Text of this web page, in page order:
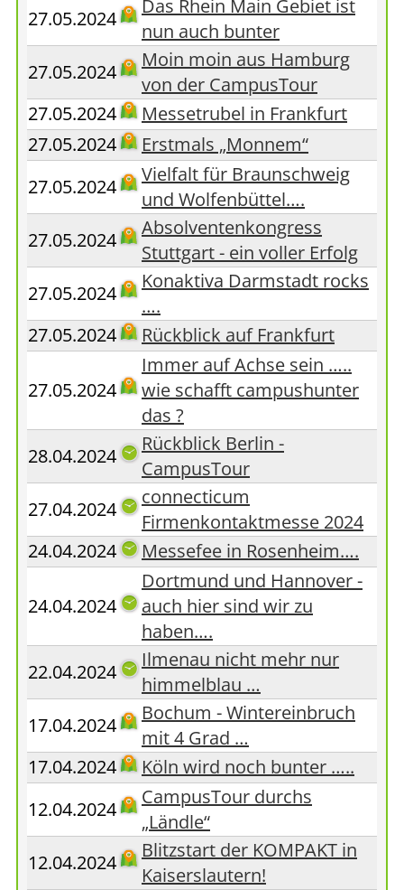
27.05.2024
Das Rhein Main Gebiet ist
nun auch bunter
27.05.2024
Moin moin aus Hamburg
von der CampusTour
27.05.2024
Messetrubel in Frankfurt
27.05.2024
Erstmals „Monnem“
27.05.2024
Vielfalt für Braunschweig
und Wolfenbüttel….
27.05.2024
Absolventenkongress
Stuttgart - ein voller Erfolg
27.05.2024
Konaktiva Darmstadt rocks
….
27.05.2024
Rückblick auf Frankfurt
27.05.2024
Immer auf Achse sein …..
wie schafft campushunter
das ?
28.04.2024
Rückblick Berlin -
CampusTour
27.04.2024
connecticum
Firmenkontaktmesse 2024
24.04.2024
Messefee in Rosenheim….
24.04.2024
Dortmund und Hannover -
auch hier sind wir zu
haben….
22.04.2024
Ilmenau nicht mehr nur
himmelblau …
17.04.2024
Bochum - Wintereinbruch
mit 4 Grad …
17.04.2024
Köln wird noch bunter …..
12.04.2024
CampusTour durchs
„Ländle“
12.04.2024
Blitzstart der KOMPAKT in
Kaiserslautern!